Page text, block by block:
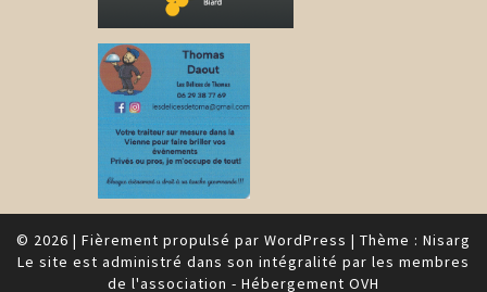
© 2026 | Fièrement propulsé par WordPress | Thème : Nisarg
Le site est administré dans son intégralité par les membres
de l'association - Hébergement OVH